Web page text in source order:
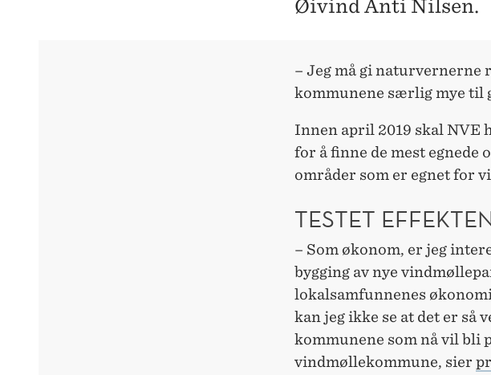
Øivind Anti Nilsen.
– Jeg må gi
kommunene særlig mye til
Innen april 2019 skal NVE
for å finne de mest
områder som er egnet for
TESTET
– Som økonom, er jeg
bygging av nye
lokalsamfunnenes
kan jeg ikke se at det er så
kommunene som nå vil bli
vindmøllekommune, sier